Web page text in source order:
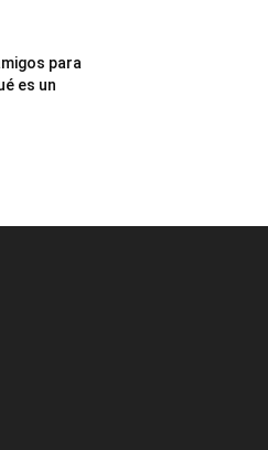
para
es un